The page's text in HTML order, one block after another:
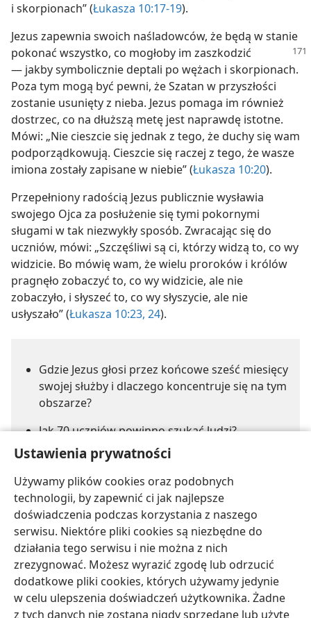
Ustawienia prywatności
Używamy plików cookies oraz podobnych
technologii, by zapewnić ci jak najlepsze
doświadczenia podczas korzystania z naszego
serwisu. Niektóre pliki cookies są niezbędne do
działania tego serwisu i nie można z nich
zrezygnować. Możesz wyrazić zgodę lub odrzucić
dodatkowe pliki cookies, których używamy jedynie
w celu ulepszenia doświadczeń użytkownika. Żadne
z tych danych nie zostaną nigdy sprzedane lub użyte
i skorpionach” (Łukasza 10:17-19).
Jezus zapewnia swoich naśladowców, że będą w stanie
pokonać wszystko, co mogłoby im zaszkodzić
— jakby symbolicznie deptali po wężach i skorpionach.
Poza tym mogą być pewni, że Szatan w przyszłości
zostanie usunięty z nieba. Jezus pomaga im również
dostrzec, co na dłuższą metę jest naprawdę istotne.
Mówi: „Nie cieszcie się jednak z tego, że duchy się wam
podporządkowują. Cieszcie się raczej z tego, że wasze
imiona zostały zapisane w niebie” (Łukasza 10:20).
Przepełniony radością Jezus publicznie wysławia
swojego Ojca za posłużenie się tymi pokornymi
sługami w tak niezwykły sposób. Zwracając się do
uczniów, mówi: „Szczęśliwi są ci, którzy widzą to, co wy
widzicie. Bo mówię wam, że wielu proroków i królów
pragnęło zobaczyć to, co wy widzicie, ale nie
zobaczyło, i słyszeć to, co wy słyszycie, ale nie
usłyszało” (Łukasza 10:23, 24).
Gdzie Jezus głosi przez końcowe sześć miesięcy
swojej służby i dlaczego koncentruje się na tym
obszarze?
Jak 70 uczniów powinno szukać ludzi?
Co zgodnie ze słowami Jezusa ma większe
znaczenie niż dokonania uczniów?
polski Udostępnij Ustawienia
Copyright © 2026 Watch Tower Bible and Tract Society of Pennsylvania